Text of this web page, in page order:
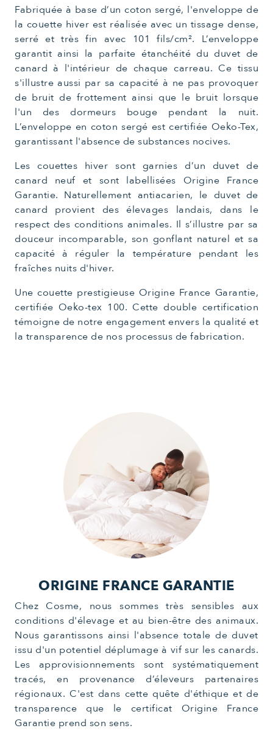
Fabriquée à base d’un coton sergé, l'enveloppe de
la couette hiver est réalisée avec un tissage dense,
serré et très fin avec 101 fils/cm². L’enveloppe
garantit ainsi la parfaite étanchéité du duvet de
canard à l'intérieur de chaque carreau. Ce tissu
s'illustre aussi par sa capacité à ne pas provoquer
de bruit de frottement ainsi que le bruit lorsque
l'un des dormeurs bouge pendant la nuit.
L’enveloppe en coton sergé est certifiée Oeko-Tex,
garantissant l'absence de substances nocives.
Les couettes hiver sont garnies d’un duvet de
canard neuf et sont labellisées Origine France
Garantie. Naturellement antiacarien, le duvet de
canard provient des élevages landais, dans le
respect des conditions animales. Il s’illustre par sa
douceur incomparable, son gonflant naturel et sa
capacité à réguler la température pendant les
fraîches nuits d'hiver.
Une couette prestigieuse Origine France Garantie,
certifiée Oeko-tex 100. Cette double certification
témoigne de notre engagement envers la qualité et
la transparence de nos processus de fabrication.
ORIGINE FRANCE GARANTIE
Chez Cosme, nous sommes très sensibles aux
conditions d'élevage et au bien-être des animaux.
Nous garantissons ainsi l'absence totale de duvet
issu d'un potentiel déplumage à vif sur les canards.
Les approvisionnements sont systématiquement
tracés, en provenance d’éleveurs partenaires
régionaux. C'est dans cette quête d'éthique et de
transparence que le certificat Origine France
Garantie prend son sens.